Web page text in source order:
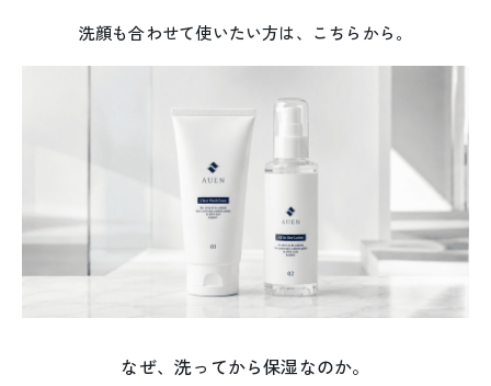
洗顔も合わせて使いたい方は、こちらから。
なぜ、洗ってから保湿なのか。